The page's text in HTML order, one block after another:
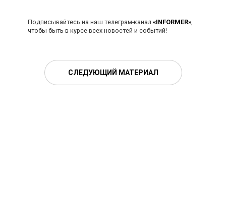
Подписывайтесь на наш телеграм-канал «INFORMER»,
чтобы быть в курсе всех новостей и событий!
СЛЕДУЮЩИЙ МАТЕРИАЛ